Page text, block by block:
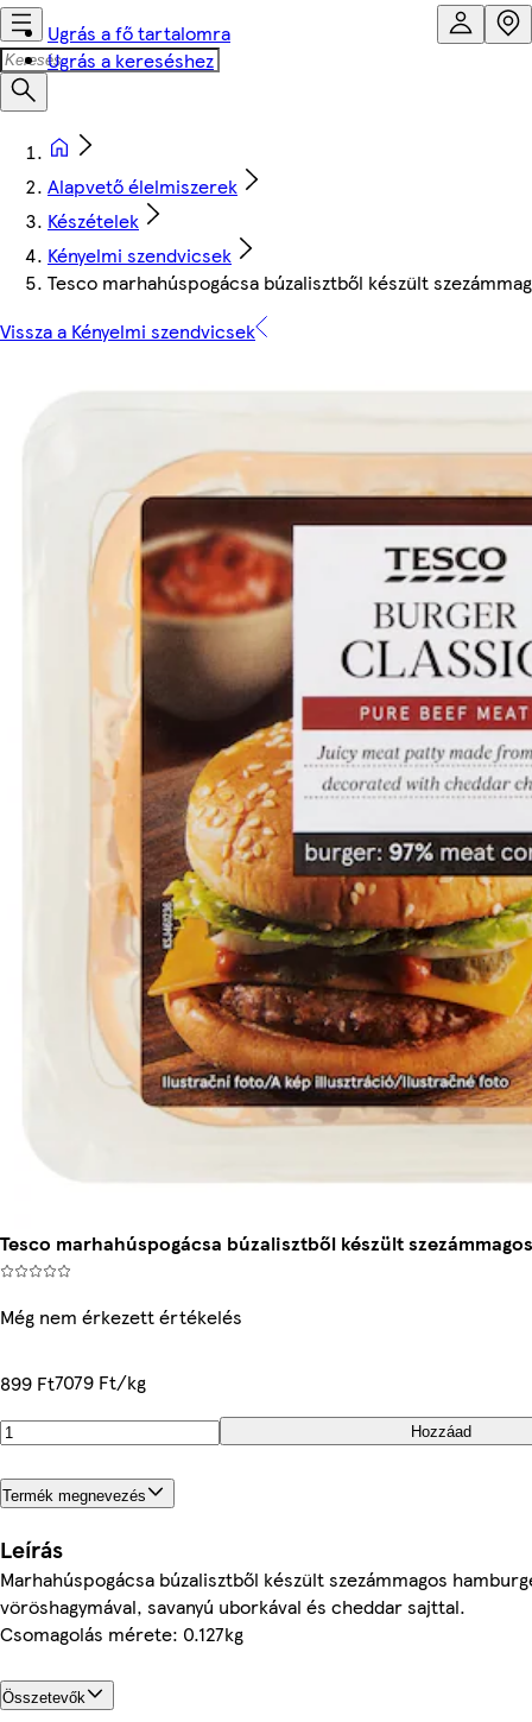
Ugrás a fő tartalomra
Ugrás a kereséshez
Alapvető élelmiszerek
Készételek
Kényelmi szendvicsek
Tesco marhahúspogácsa búzalisztből készült
Vissza a Kényelmi szendvicsek
Tesco marhahúspogácsa búzalisztből készült
Még nem érkezett értékelés
899 Ft7079 Ft/kg
Hozzáad
Termék megnevezés
Leírás
Marhahúspogácsa búzalisztből készült szezámmagos
vöröshagymával, savanyú uborkával és cheddar sajttal.
Csomagolás mérete: 0.127kg
Összetevők